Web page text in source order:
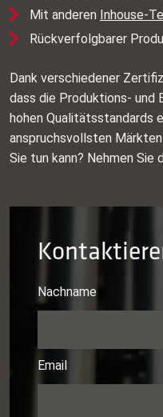
Mit anderen Inhouse-
Rückverfolgbarer
Dank verschiedener
dass die Produktions- und
hohen Qualitätsstandards
anspruchsvollsten
Sie tun kann? Nehmen